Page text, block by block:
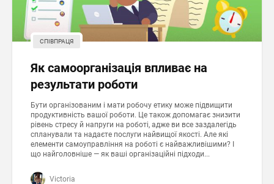
СПІВПРАЦЯ
Як самоорганізація впливає на
результати роботи
Бути організованим і мати робочу етику може підвищити
продуктивність вашої роботи. Це також допомагає знизити
рівень стресу й напруги на роботі, адже ви все заздалегідь
спланували та надаєте послуги найвищої якості. Але які
елементи самоуправління на роботі є найважливішими? І
що найголовніше — як ваші організаційні підходи...
Victoria